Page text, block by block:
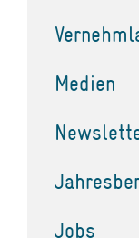
Medien
Jobs